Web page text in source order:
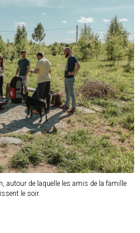
autour de laquelle les amis de la famille
le soir.